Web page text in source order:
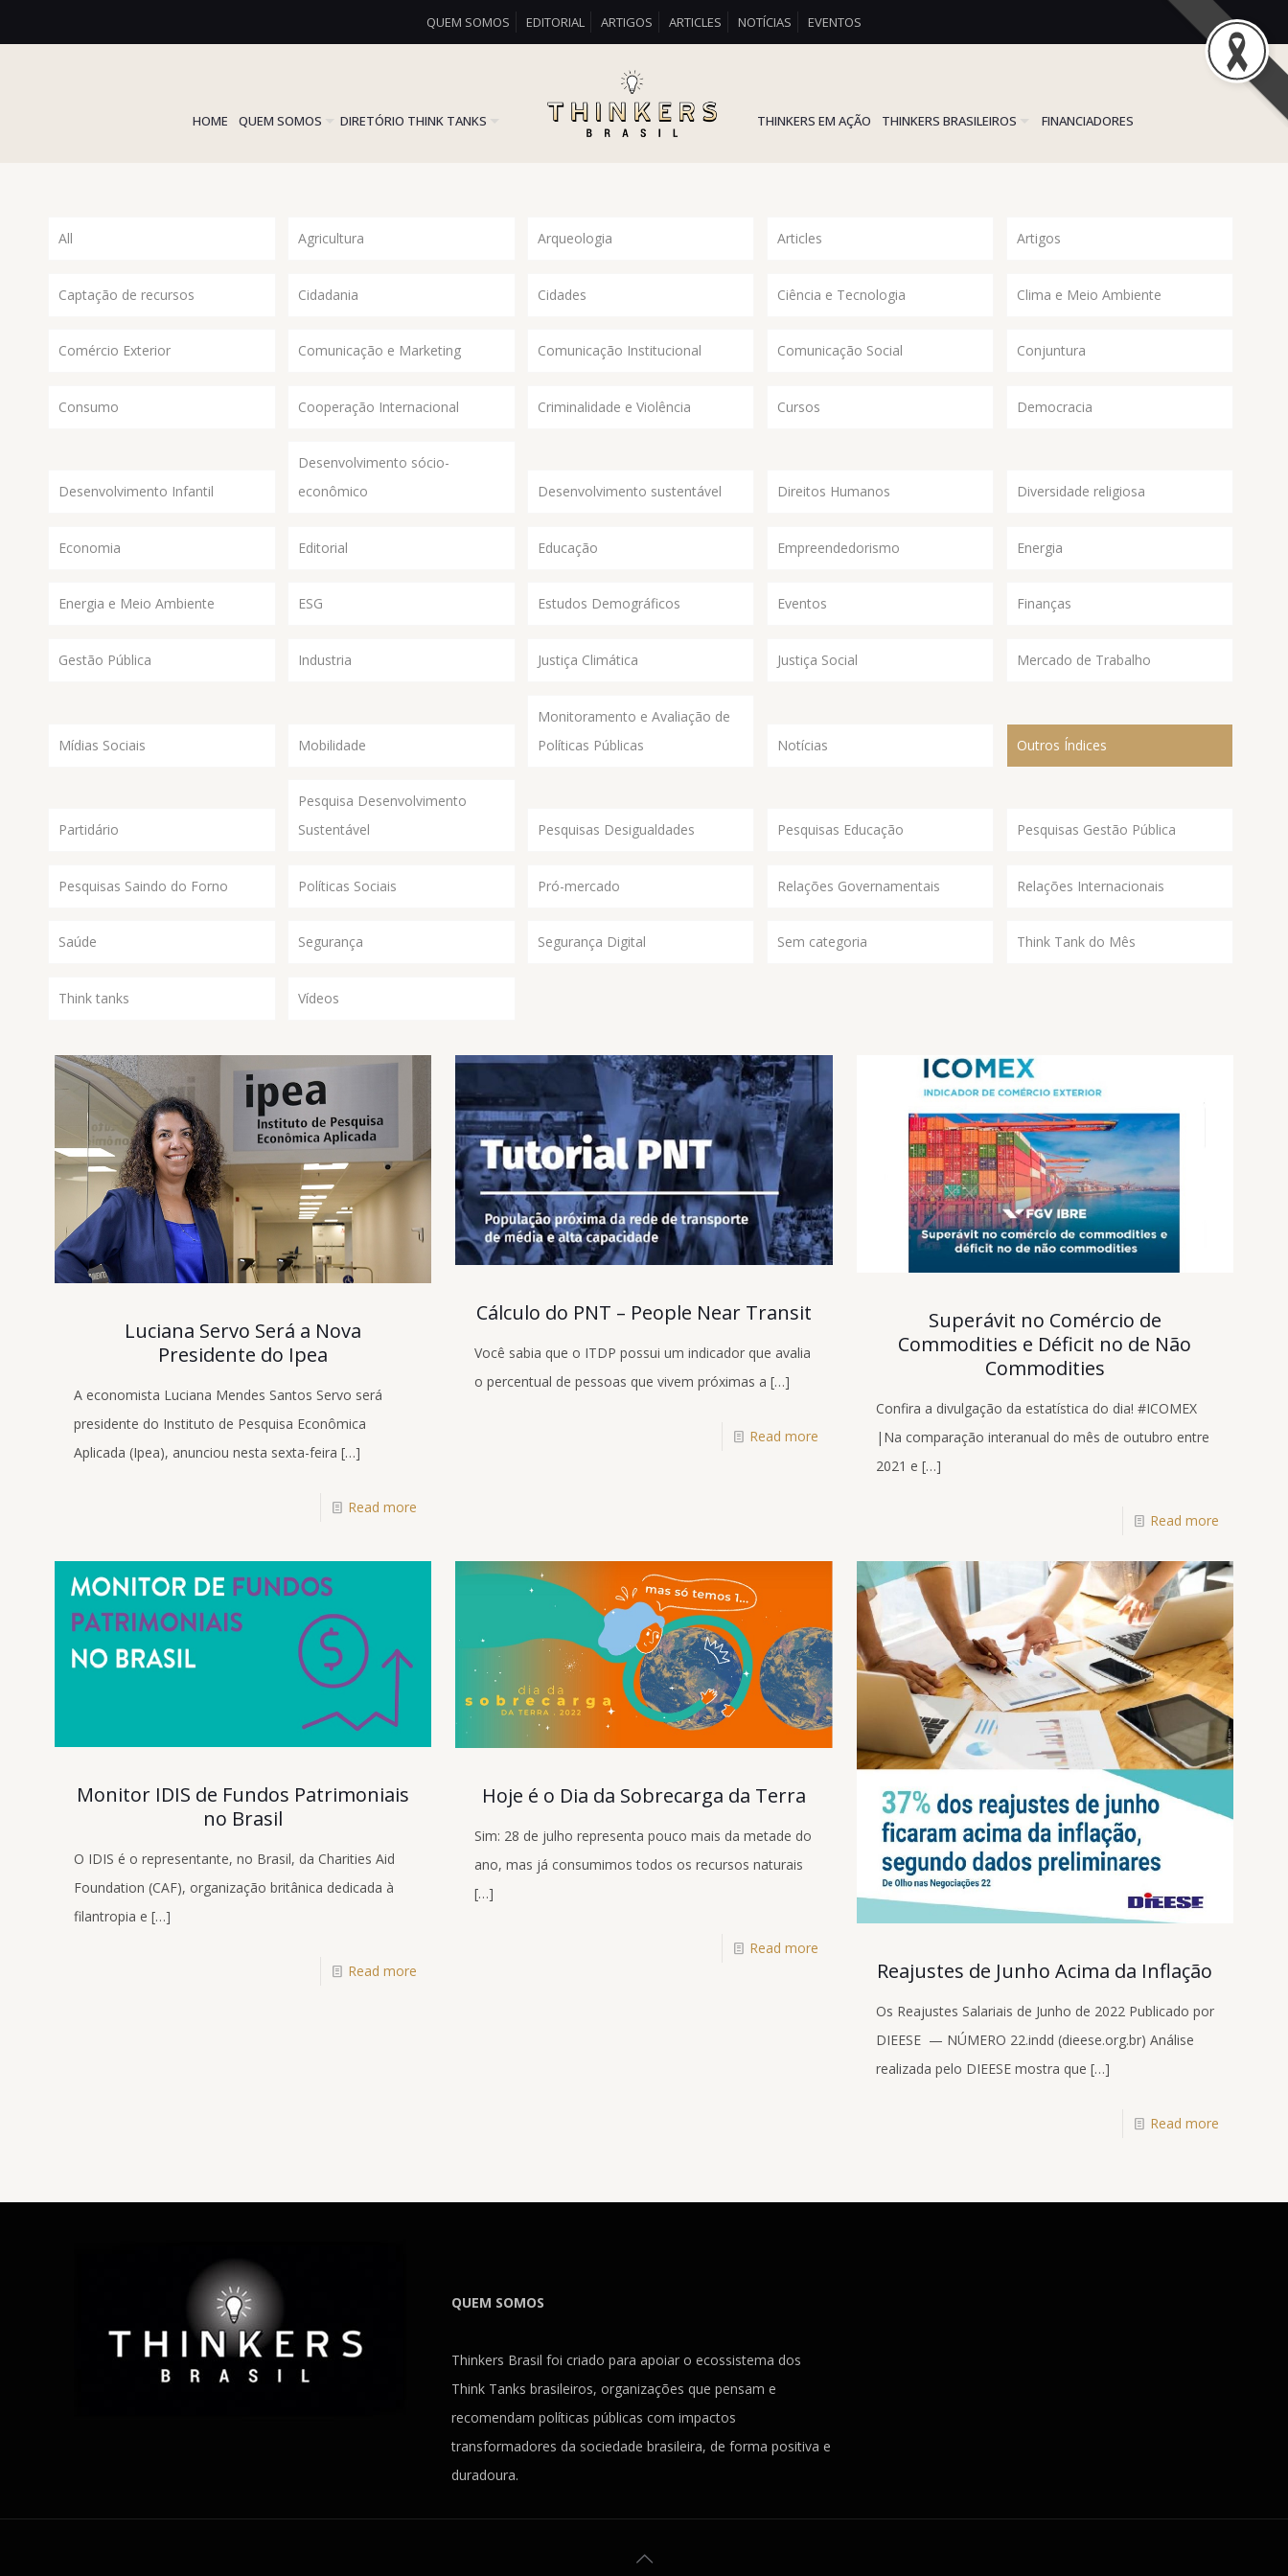
QUEM SOMOS EDITORIAL ARTIGOS ARTICLES NOTÍCIAS EVENTOS
HOME QUEM SOMOS DIRETÓRIO THINK TANKS THINKERS EM AÇÃO THINKERS BRASILEIROS FINANCIADORES
All Agricultura Arqueologia Articles Artigos
Captação de recursos Cidadania Cidades Ciência e Tecnologia Clima e Meio Ambiente
Comércio Exterior Comunicação e Marketing Comunicação Institucional Comunicação Social Conjuntura
Consumo Cooperação Internacional Criminalidade e Violência Cursos Democracia
Desenvolvimento Infantil
Desenvolvimento sócio-
econômico
Desenvolvimento sustentável Direitos Humanos Diversidade religiosa
Economia Editorial Educação Empreendedorismo Energia
Energia e Meio Ambiente ESG Estudos Demográficos Eventos Finanças
Gestão Pública Industria Justiça Climática Justiça Social Mercado de Trabalho
Mídias Sociais Mobilidade
Monitoramento e Avaliação de
Políticas Públicas
Notícias Outros Índices
Partidário
Pesquisa Desenvolvimento
Sustentável
Pesquisas Desigualdades Pesquisas Educação Pesquisas Gestão Pública
Pesquisas Saindo do Forno Políticas Sociais Pró-mercado Relações Governamentais Relações Internacionais
Saúde Segurança Segurança Digital Sem categoria Think Tank do Mês
Think tanks Vídeos
Luciana Servo Será a Nova
Presidente do Ipea
A economista Luciana Mendes Santos Servo será
presidente do Instituto de Pesquisa Econômica
Aplicada (Ipea), anunciou nesta sexta-feira […]
Read more
Cálculo do PNT – People Near Transit
Você sabia que o ITDP possui um indicador que avalia
o percentual de pessoas que vivem próximas a […]
Read more
Superávit no Comércio de
Commodities e Déficit no de Não
Commodities
Confira a divulgação da estatística do dia! #ICOMEX
|Na comparação interanual do mês de outubro entre
2021 e […]
Read more
Monitor IDIS de Fundos Patrimoniais
no Brasil
O IDIS é o representante, no Brasil, da Charities Aid
Foundation (CAF), organização britânica dedicada à
filantropia e […]
Read more
Hoje é o Dia da Sobrecarga da Terra
Sim: 28 de julho representa pouco mais da metade do
ano, mas já consumimos todos os recursos naturais
[…]
Read more
Reajustes de Junho Acima da Inflação
Os Reajustes Salariais de Junho de 2022 Publicado por
DIEESE — NÚMERO 22.indd (dieese.org.br) Análise
realizada pelo DIEESE mostra que […]
Read more
QUEM SOMOS
Thinkers Brasil foi criado para apoiar o ecossistema dos
Think Tanks brasileiros, organizações que pensam e
recomendam políticas públicas com impactos
transformadores da sociedade brasileira, de forma positiva e
duradoura.